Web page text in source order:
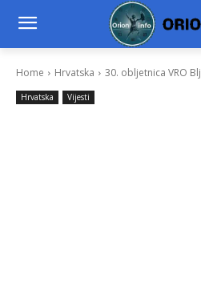
Home Hrvatska 30. obljetnica VRO
Hrvatska Vijesti